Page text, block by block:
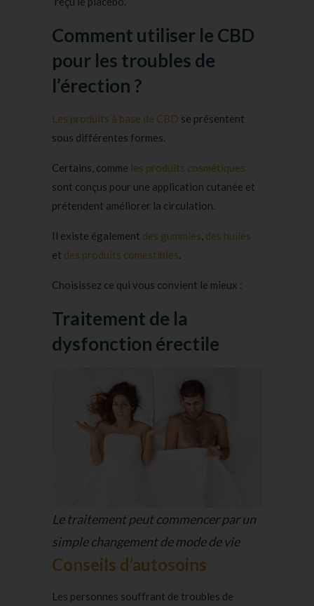
Comment utiliser le CBD
pour les troubles de
l’érection ?
Les produits à base de CBD se présentent
sous différentes formes.
Certains, comme les produits cosmétiques
sont conçus pour une application cutanée et
prétendent améliorer la circulation.
Il existe également des gummies, des huiles
et des produits comestibles.
Choisissez ce qui vous convient le mieux :
Traitement de la
dysfonction érectile
Le traitement peut commencer par un
simple changement de mode de vie
Conseils d’autosoins
Les personnes souffrant de troubles de